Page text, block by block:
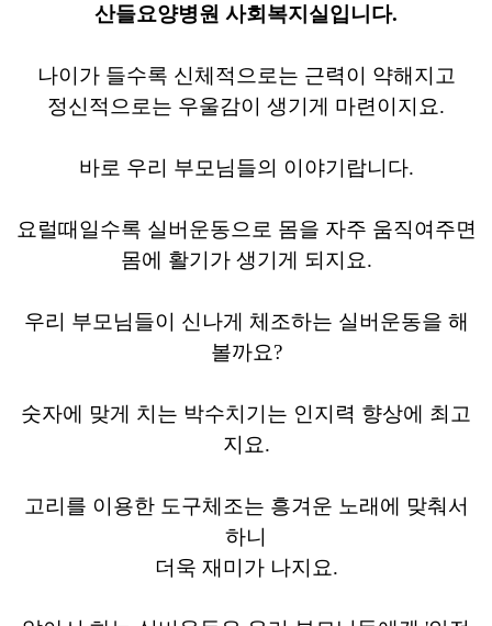
산들요양병원 사회복지실입니다.
​나이가 들수록 신체적으로는 근력이 약해지고
정신적으로는 우울감이 생기게 마련이지요.
바로 우리 부모님들의 이야기랍니다.
요럴때일수록 실버운동으로 몸을 자주 움직여주면
몸에 활기가 생기게 되지요.
우리 부모님들이 신나게 체조하는 실버운동을 해
볼까요?
숫자에 맞게 치는 박수치기는 인지력 향상에 최고
지요.
고리를 이용한 도구체조는 흥겨운 노래에 맞춰서
하니
더욱 재미가 나지요.